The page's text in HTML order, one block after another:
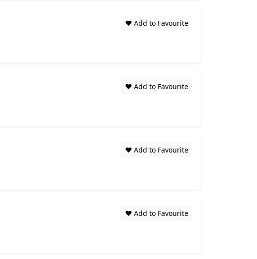
❤️ Add to Favourite
❤️ Add to Favourite
❤️ Add to Favourite
❤️ Add to Favourite